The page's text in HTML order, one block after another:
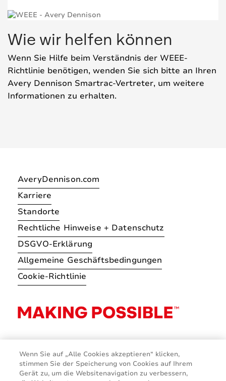
Wie wir helfen können
Wenn Sie Hilfe beim Verständnis der WEEE-
Richtlinie benötigen, wenden Sie sich bitte an Ihren
Avery Dennison Smartrac-Vertreter, um weitere
Informationen zu erhalten.
AveryDennison.com
Karriere
Standorte
Rechtliche Hinweise + Datenschutz
DSGVO-Erklärung
Allgemeine Geschäftsbedingungen
Cookie-Richtlinie
Wenn Sie auf „Alle Cookies akzeptieren“ klicken,
stimmen Sie der Speicherung von Cookies auf Ihrem
Gerät zu, um die Websitenavigation zu verbessern,